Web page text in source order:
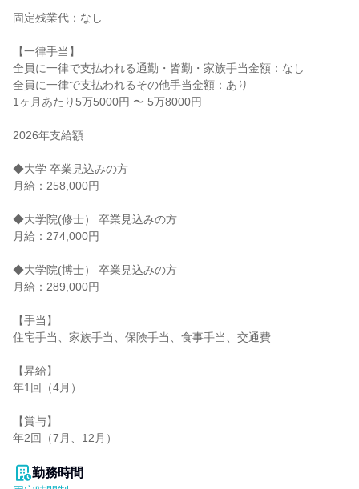
固定残業代：なし
【一律手当】
全員に一律で支払われる通勤・皆勤・家族手当金額：なし
全員に一律で支払われるその他手当金額：あり
1ヶ月あたり5万5000円 〜 5万8000円
2026年支給額
◆大学 卒業見込みの方
月給：258,000円
◆大学院(修士） 卒業見込みの方
月給：274,000円
◆大学院(博士） 卒業見込みの方
月給：289,000円
【手当】
住宅手当、家族手当、保険手当、食事手当、交通費
【昇給】
年1回（4月）
【賞与】
年2回（7月、12月）
勤務時間